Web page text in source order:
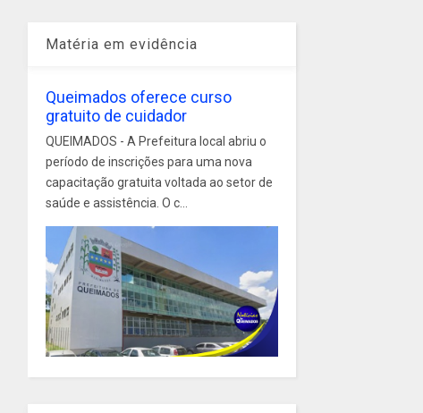
Matéria em evidência
Queimados oferece curso
gratuito de cuidador
QUEIMADOS - A Prefeitura local abriu o
período de inscrições para uma nova
capacitação gratuita voltada ao setor de
saúde e assistência. O c...